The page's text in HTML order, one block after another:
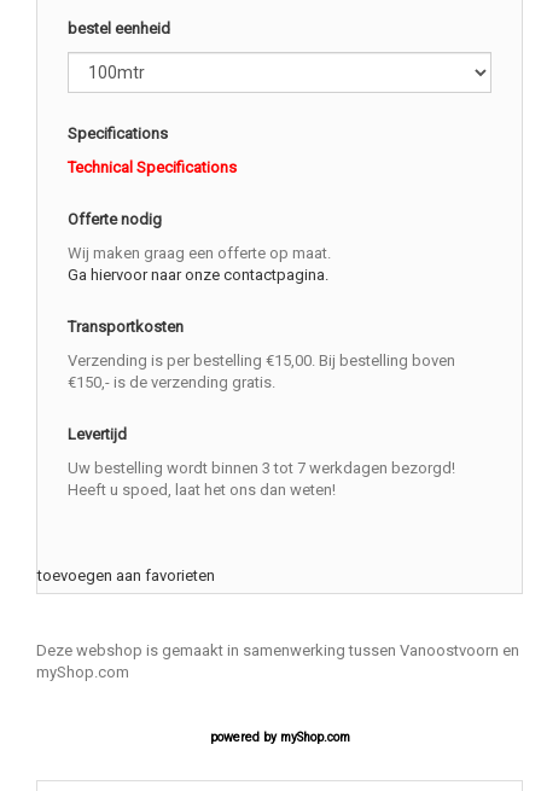
bestel eenheid
Specifications
Technical Specifications
Offerte nodig
Wij maken graag een offerte op maat.
Ga hiervoor naar onze contactpagina.
Transportkosten
Verzending is per bestelling €15,00. Bij bestelling boven
€150,- is de verzending gratis.
Levertijd
Uw bestelling wordt binnen 3 tot 7 werkdagen bezorgd!
Heeft u spoed, laat het ons dan weten!
toevoegen aan favorieten
Deze webshop is gemaakt in samenwerking tussen Vanoostvoorn en
myShop.com
powered by myShop.com